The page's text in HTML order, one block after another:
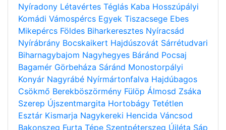
Nyíradony Létavértes Téglás Kaba Hosszúpályi
Komádi Vámospércs Egyek Tiszacsege Ebes
Mikepércs Földes Biharkeresztes Nyíracsád
Nyírábrány Bocskaikert Hajdúszovát Sárrétudvari
Biharnagybajom Nagyhegyes Báránd Pocsaj
Bagamér Görbeháza Sáránd Monostorpályi
Konyár Nagyrábé Nyírmártonfalva Hajdúbagos
Csökmő Berekböszörmény Fülöp Álmosd Zsáka
Szerep Újszentmargita Hortobágy Tetétlen
Esztár Kismarja Nagykereki Hencida Váncsod
Bakonszeg Furta Tépe Szentpéterszeg Újléta Sáp